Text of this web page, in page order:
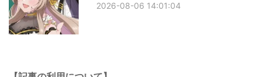
2026-08-06 14:01:04